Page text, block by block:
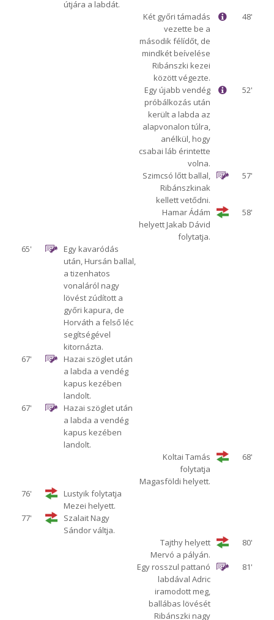
útjára a labdát.
48'
Két győri támadás
vezette be a
második félídőt, de
mindkét beívelése
Ribánszki kezei
között végezte.
52'
Egy újabb vendég
próbálkozás után
került a labda az
alapvonalon túlra,
anélkül, hogy
csabai láb érintette
volna.
57'
Szimcsó lőtt ballal,
Ribánszkinak
kellett vetődni.
58'
Hamar Ádám
helyett Jakab Dávid
folytatja.
65'
Egy kavaródás
után, Hursán ballal,
a tizenhatos
vonaláról nagy
lövést zúdított a
győri kapura, de
Horváth a felső léc
segítségével
kitornázta.
67'
Hazai szöglet után
a labda a vendég
kapus kezében
landolt.
67'
Hazai szöglet után
a labda a vendég
kapus kezében
landolt.
68'
Koltai Tamás
folytatja
Magasföldi helyett.
76'
Lustyik folytatja
Mezei helyett.
77'
Szalait Nagy
Sándor váltja.
80'
Tajthy helyett
Mervó a pályán.
81'
Egy rosszul pattanó
labdával Adric
iramodott meg,
ballábas lövését
Ribánszki nagy